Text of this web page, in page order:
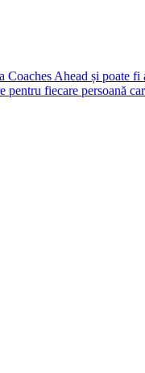
Ahead și poate
fiecare persoană